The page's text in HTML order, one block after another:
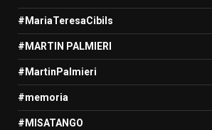
#MariaTeresaCibils
#MARTIN PALMIERI
#MartinPalmieri
#memoria
#MISATANGO